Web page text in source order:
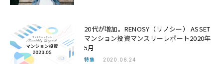
20代が増加。RENOSY（リノシー） ASSET
マンション投資マンスリーレポート2020年
5月
特集 2020.06.24